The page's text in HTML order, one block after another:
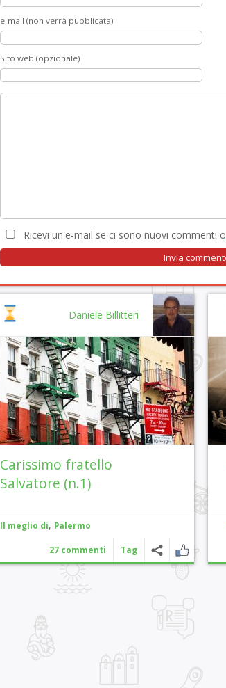
e-mail (non verrà pubblicata)
Sito web (opzionale)
Ricevi un'e-mail se ci sono nuovi commenti o
Daniele Billitteri
Carissimo fratello
Salvatore (n.1)
Il meglio di, Palermo
27 commenti Tag